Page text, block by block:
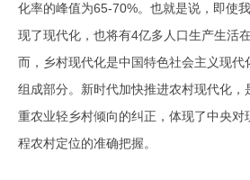
化率的峰值为65-70%。也就是说，即使
现了现代化，也将有4亿多人口生产生活
而，乡村现代化是中国特色社会主义现代
组成部分。新时代加快推进农村现代化，
重农业轻乡村倾向的纠正，体现了中央对
程农村定位的准确把握。